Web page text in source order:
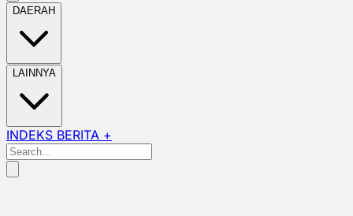
DAERAH
LAINNYA
INDEKS BERITA +